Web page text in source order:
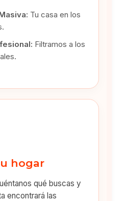
Tu casa en los
Filtramos a los
hogar
qué buscas y
encontrará las